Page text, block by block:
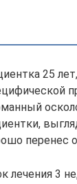
25
перенес
лечения 3